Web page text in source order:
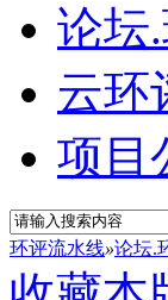
论坛
云环
项目
环评流水线»论坛.